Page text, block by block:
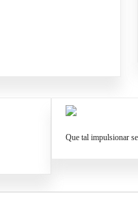
Que tal impulsionar